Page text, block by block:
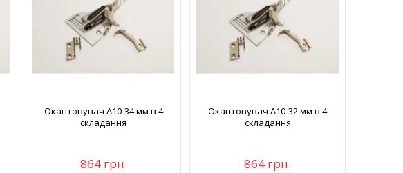
Окантовувач А10-34 мм в 4
складання
864 грн.
Окантовувач А10-32 мм в 4
складання
864 грн.